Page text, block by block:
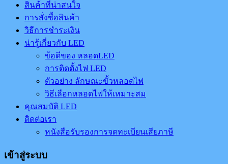
สินค้าที่น่าสนใจ
การสั่งซื้อสินค้า
วิธีการชำระเงิน
น่ารู้เกี่ยวกับ LED
ข้อดีของ หลอดLED
การติดตั้งไฟ LED
ตัวอย่าง ลักษณะขั้วหลอดไฟ
วิธีเลือกหลอดไฟให้เหมาะสม
คุณสมบัติ LED
ติดต่อเรา
หนังสือรับรองการจดทะเบียนเสียภาษี
เข้าสู่ระบบ